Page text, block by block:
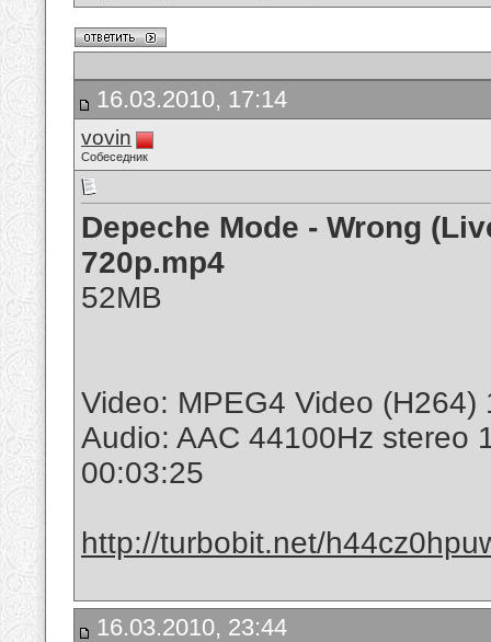
16.03.2010, 17:14
vovin
Собеседник
Depeche Mode - Wrong
720p.mp4
52MB
Video: MPEG4 Video
Audio: AAC 44100Hz stereo
00:03:25
http://turbobit.net/
16.03.2010, 23:44